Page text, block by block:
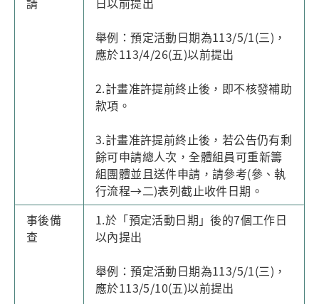
舉例：預定活動日期為113/5/1(三)，
應於113/4/26(五)以前提出
2.計畫准許提前終止後，即不核發補助
款項。
3.計畫准許提前終止後，若公告仍有剩
餘可申請總人次，全體組員可重新籌
組團體並且送件申請，請參考(參、執
行流程→二)表列截止收件日期。
事後備
查
1.於「預定活動日期」後的7個工作日
以內提出
舉例：預定活動日期為113/5/1(三)，
應於113/5/10(五)以前提出